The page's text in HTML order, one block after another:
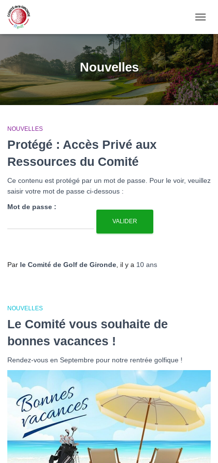
Nouvelles
NOUVELLES
Protégé : Accès Privé aux
Ressources du Comité
Ce contenu est protégé par un mot de passe. Pour le voir, veuillez
saisir votre mot de passe ci-dessous :
Mot de passe :
Par le Comité de Golf de Gironde , il y a 10 ans
NOUVELLES
Le Comité vous souhaite de
bonnes vacances !
Rendez-vous en Septembre pour notre rentrée golfique !